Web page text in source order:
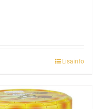
Lisainfo